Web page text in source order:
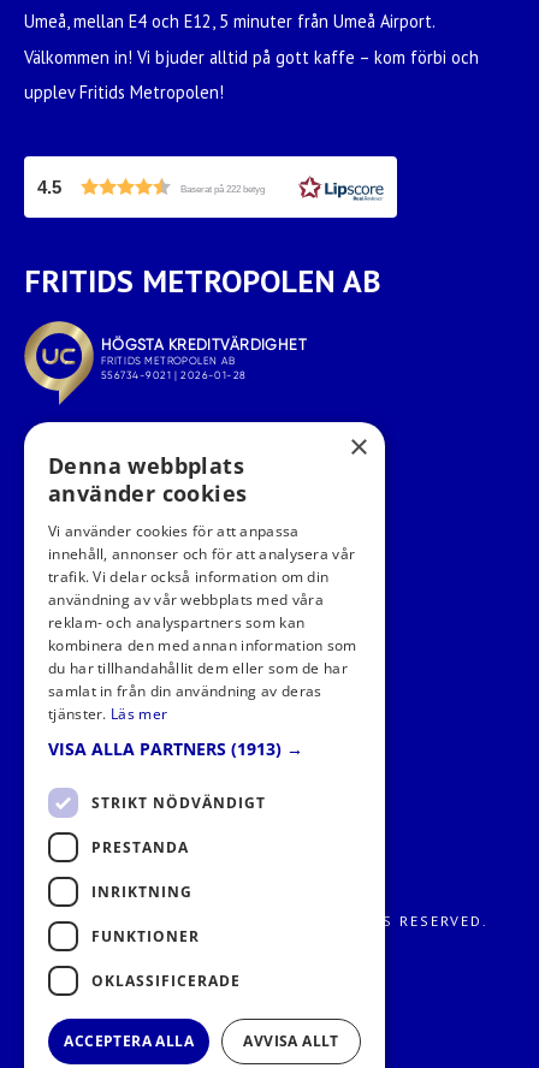
Umeå, mellan E4 och E12, 5 minuter från Umeå Airport.
Välkommen in! Vi bjuder alltid på gott kaffe – kom förbi och
upplev Fritids Metropolen!
4.5 Baserat på 222 betyg
FRITIDS METROPOLEN AB
FÖLJ OSS I SOCIALA MEDIER
FRITIDS METROPOLEN AB 2026. ALL RIGHTS RESERVED.
×
Denna webbplats
använder cookies
Vi använder cookies för att anpassa
innehåll, annonser och för att analysera vår
trafik. Vi delar också information om din
användning av vår webbplats med våra
reklam- och analyspartners som kan
kombinera den med annan information som
du har tillhandahållit dem eller som de har
samlat in från din användning av deras
tjänster. Läs mer
VISA ALLA PARTNERS (1913) →
STRIKT NÖDVÄNDIGT
PRESTANDA
INRIKTNING
FUNKTIONER
OKLASSIFICERADE
ACCEPTERA ALLA AVVISA ALLT